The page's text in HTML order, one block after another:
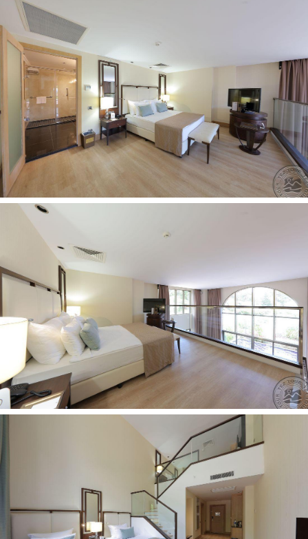
tinklinis nemokamai
sauna nemokamai
vandens sporto priemonės (už papildomą mokestį)
teniso korto apšvietimas (už papildomą mokestį)
gimnastika nemokamai
turkiška pirtis nemokamai
teniso kortas nemokamai (su tartano danga)
biliardas už papildomą mokestį
paplūdimio tinklinis nemokamai
mini futbolas nemokamai
Vaikams:
meniu vaikams (pagrindinis restoranas)
žaidimų aikštelė
vaikų klubas (4-12 metų)
auklė (už papildomą mokestį)
vežimėlis: už papildomą mokestį
Paplūdimys:
nuosavas
stambaus žvyro/akmenuotas
baras paplūdimyje: nemokamai
paplūdimyje: skėčiai, gultai, čiužiniai nemokamai
pirsas
paplūdimio rankšluosčiai: nemokamai
Kontaktai:
Adresas:Bahçecik Mahallesi, 38. Sk., 07985
juju@premierpalace.com.tr
svetainė: https://www.jujupremierpalace.com/tr/